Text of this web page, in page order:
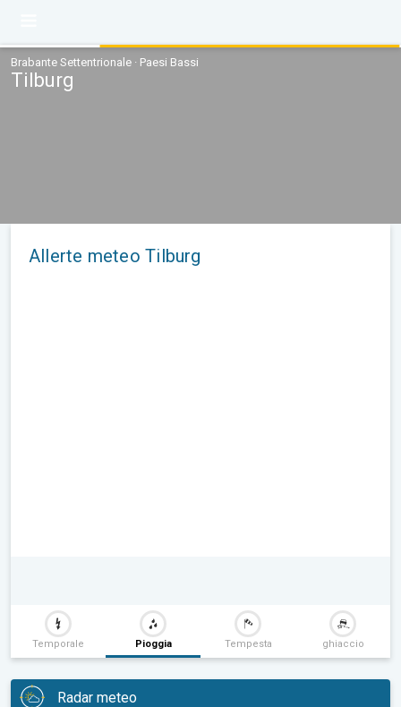
Brabante Settentrionale · Paesi Bassi
Tilburg
Allerte meteo Tilburg
Temporale Pioggia Tempesta ghiaccio
Radar meteo